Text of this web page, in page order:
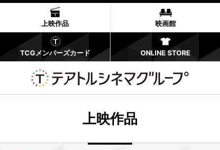
上映作品 映画館
TCGメンバーズカード ONLINE STORE
上映作品